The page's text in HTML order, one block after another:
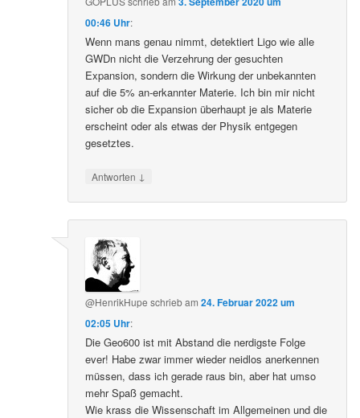
00:46 Uhr:
Wenn mans genau nimmt, detektiert Ligo wie alle
GWDn nicht die Verzehrung der gesuchten
Expansion, sondern die Wirkung der unbekannten
auf die 5% an-erkannter Materie. Ich bin mir nicht
sicher ob die Expansion überhaupt je als Materie
erscheint oder als etwas der Physik entgegen
gesetztes.
Antworten ↓
@HenrikHupe schriebam24. Februar 2022 um
02:05 Uhr:
Die Geo600 ist mit Abstand die nerdigste Folge
ever! Habe zwar immer wieder neidlos anerkennen
müssen, dass ich gerade raus bin, aber hat umso
mehr Spaß gemacht.
Wie krass die Wissenschaft im Allgemeinen und die